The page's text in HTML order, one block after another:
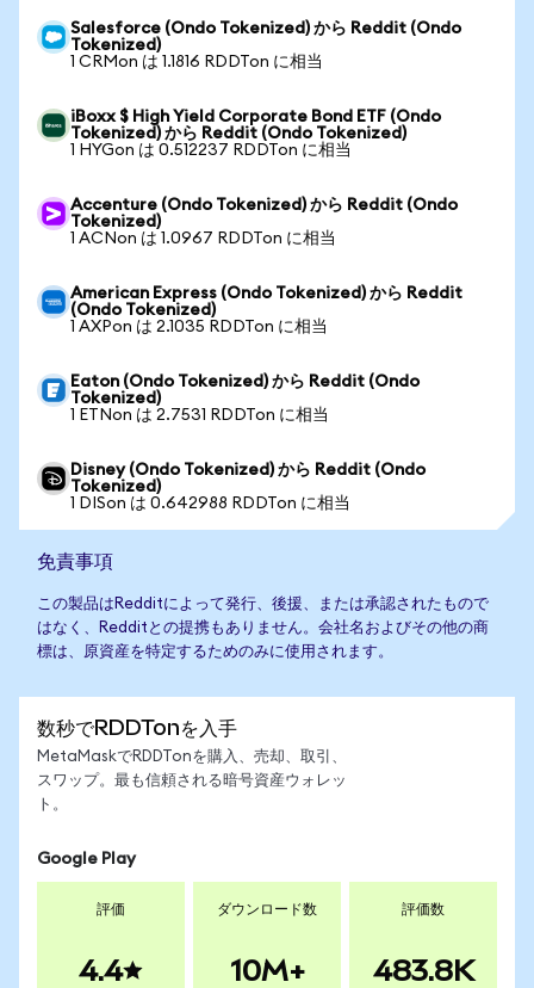
Salesforce (Ondo Tokenized) から Reddit (Ondo
Tokenized)
1 CRMon は 1.1816 RDDTon に相当
iBoxx $ High Yield Corporate Bond ETF (Ondo
Tokenized) から Reddit (Ondo Tokenized)
1 HYGon は 0.512237 RDDTon に相当
Accenture (Ondo Tokenized) から Reddit (Ondo
Tokenized)
1 ACNon は 1.0967 RDDTon に相当
American Express (Ondo Tokenized) から Reddit
(Ondo Tokenized)
1 AXPon は 2.1035 RDDTon に相当
Eaton (Ondo Tokenized) から Reddit (Ondo
Tokenized)
1 ETNon は 2.7531 RDDTon に相当
Disney (Ondo Tokenized) から Reddit (Ondo
Tokenized)
1 DISon は 0.642988 RDDTon に相当
免責事項
この製品はRedditによって発行、後援、または承認されたもので
はなく、Redditとの提携もありません。会社名およびその他の商
標は、原資産を特定するためのみに使用されます。
数秒でRDDTonを入手
MetaMaskでRDDTonを購入、売却、取引、
スワップ。最も信頼される暗号資産ウォレッ
ト。
Google Play
評価
4.4
ダウンロード数
10M+
評価数
483.8K